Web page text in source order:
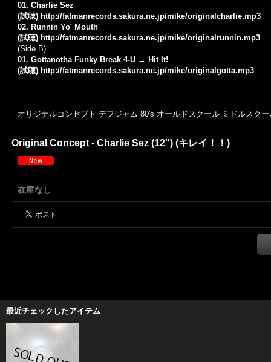
01. Charlie Sez
(試聴) http://fatmanrecords.sakura.ne.jp/mike/originalcharlie.mp3
02. Runnin Yo' Mouth
(試聴) http://fatmanrecords.sakura.ne.jp/mike/originalrunnin.mp3
(Side B)
01. Gottanotha Funky Break 4-U → Hit It!
(試聴) http://fatmanrecords.sakura.ne.jp/mike/originalgotta.mp3
オリジナルコンセプト デフジャム 80's オールドスクール ミドルスク
Original Concept - Charlie Sez (12'') (キレイ！！)
在庫なし
最近チェックしたアイテム